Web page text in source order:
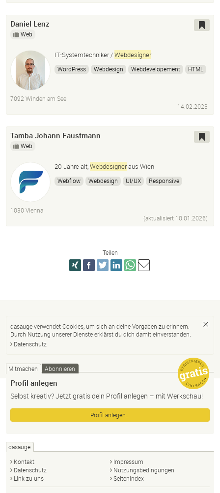
Daniel Lenz
Web
IT-Systemtechniker /Webdesigner
WordPress Webdesign Webdevelopement
HTML
7092 Winden am See
14.02.2023
Tamba Johann Faustmann
Web
20 Jahre alt,Webdesigneraus Wien
Webflow Webdesign UI/UX
Responsive
1030 Vienna
(aktualisiert 10.01.2026)
Teilen
dasauge verwendet Cookies, um sich an deine Vorgaben zu erinnern.
Durch Nutzung unserer Dienste erklärst du dich damit einverstanden.
Datenschutz
Mitmachen Abonnieren
Profil anlegen
Selbst kreativ? Jetzt gratis dein Profil anlegen – mit Werkschau!
Profil anlegen…
dasauge
Kontakt
Impressum
Datenschutz
Nutzungsbedingungen
Link zu uns
Seitenindex